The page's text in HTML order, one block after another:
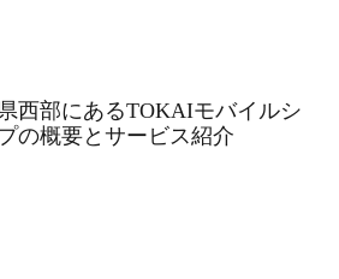
西部にあるTOKAIモバイルシ
の概要とサービス紹介